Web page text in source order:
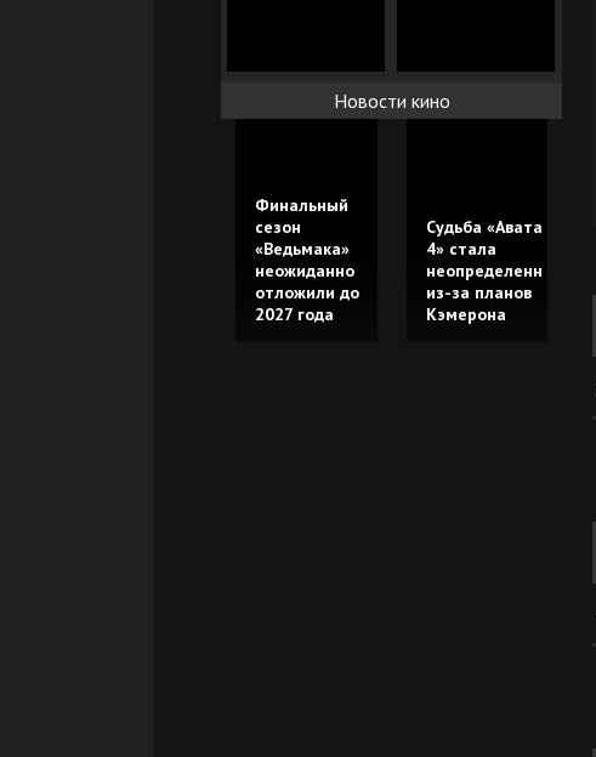
Новости кино
Финальный
сезон
«Ведьмака»
неожиданно
отложили до
2027 года
Судьба «Аватара
4» стала
неопределенной
из-за планов
Кэмерона